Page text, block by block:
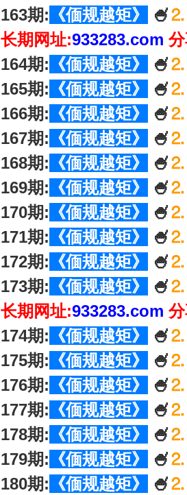
163期: 《偭规越矩》 🍧⒉
长期网址:933283.com
164期: 《偭规越矩》 🍧⒉
165期: 《偭规越矩》 🍧⒉
166期: 《偭规越矩》 🍧⒉
167期: 《偭规越矩》 🍧⒉
168期: 《偭规越矩》 🍧⒉
169期: 《偭规越矩》 🍧⒉
170期: 《偭规越矩》 🍧⒉
171期: 《偭规越矩》 🍧⒉
172期: 《偭规越矩》 🍧⒉
173期: 《偭规越矩》 🍧⒉
长期网址:933283.com
174期: 《偭规越矩》 🍧⒉
175期: 《偭规越矩》 🍧⒉
176期: 《偭规越矩》 🍧⒉
177期: 《偭规越矩》 🍧⒉
178期: 《偭规越矩》 🍧⒉
179期: 《偭规越矩》 🍧⒉
180期: 《偭规越矩》 🍧⒉